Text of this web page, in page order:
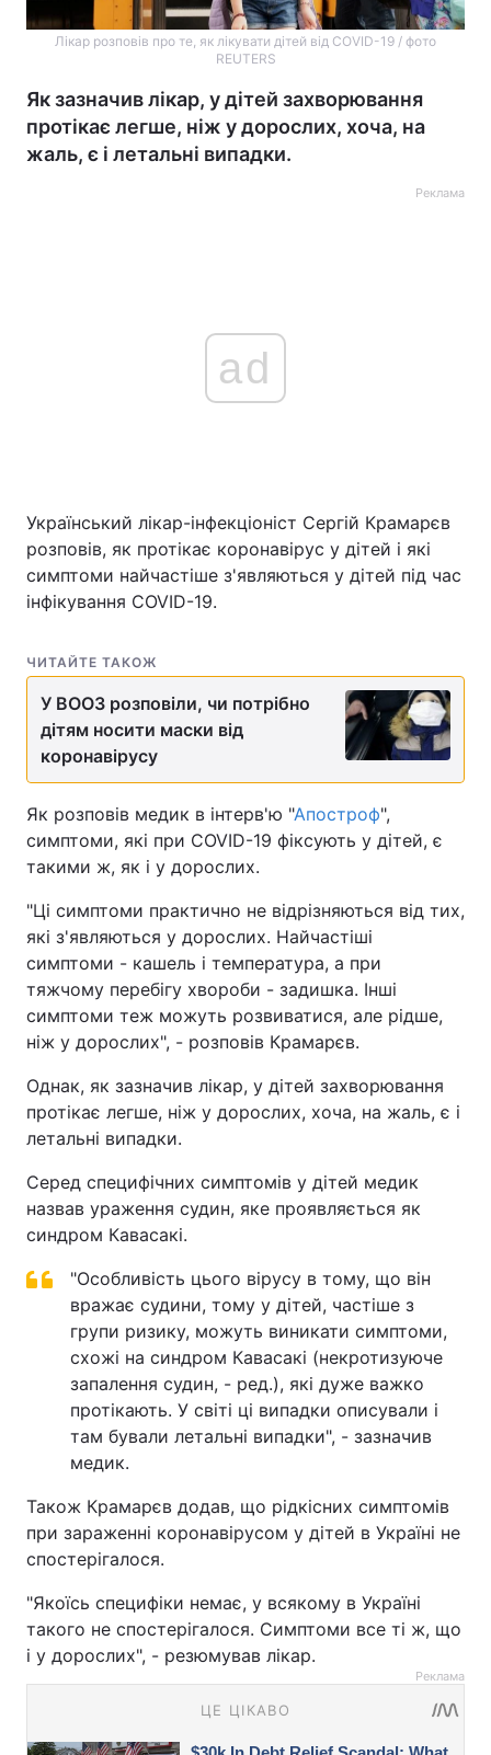
Лікар розповів про те, як лікувати дітей від COVID-19 / фото
REUTERS
Як зазначив лікар, у дітей захворювання
протікає легше, ніж у дорослих, хоча, на
жаль, є і летальні випадки.
Реклама
ad
Український лікар-інфекціоніст Сергій Крамарєв
розповів, як протікає коронавірус у дітей і які
симптоми найчастіше з'являються у дітей під час
інфікування COVID-19.
ЧИТАЙТЕ ТАКОЖ
У ВООЗ розповіли, чи потрібно
дітям носити маски від
коронавірусу
Як розповів медик в інтерв'ю "Апостроф",
симптоми, які при COVID-19 фіксують у дітей, є
такими ж, як і у дорослих.
"Ці симптоми практично не відрізняються від тих,
які з'являються у дорослих. Найчастіші
симптоми - кашель і температура, а при
тяжчому перебігу хвороби - задишка. Інші
симптоми теж можуть розвиватися, але рідше,
ніж у дорослих", - розповів Крамарєв.
Однак, як зазначив лікар, у дітей захворювання
протікає легше, ніж у дорослих, хоча, на жаль, є і
летальні випадки.
Серед специфічних симптомів у дітей медик
назвав ураження судин, яке проявляється як
синдром Кавасакі.
"Особливість цього вірусу в тому, що він
вражає судини, тому у дітей, частіше з
групи ризику, можуть виникати симптоми,
схожі на синдром Кавасакі (некротизуюче
запалення судин, - ред.), які дуже важко
протікають. У світі ці випадки описували і
там бували летальні випадки", - зазначив
медик.
Також Крамарєв додав, що рідкісних симптомів
при зараженні коронавірусом у дітей в Україні не
спостерігалося.
"Якоїсь специфіки немає, у всякому в Україні
такого не спостерігалося. Симптоми все ті ж, що
і у дорослих", - резюмував лікар.
Реклама